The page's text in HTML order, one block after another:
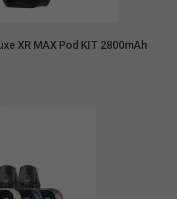
XR MAX Pod KIT 2800mAh